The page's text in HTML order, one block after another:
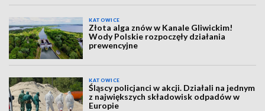
KATOWICE
Złota alga znów w Kanale Gliwickim!
Wody Polskie rozpoczęły działania
prewencyjne
KATOWICE
Śląscy policjanci w akcji. Działali na jednym
z największych składowisk odpadów w
Europie